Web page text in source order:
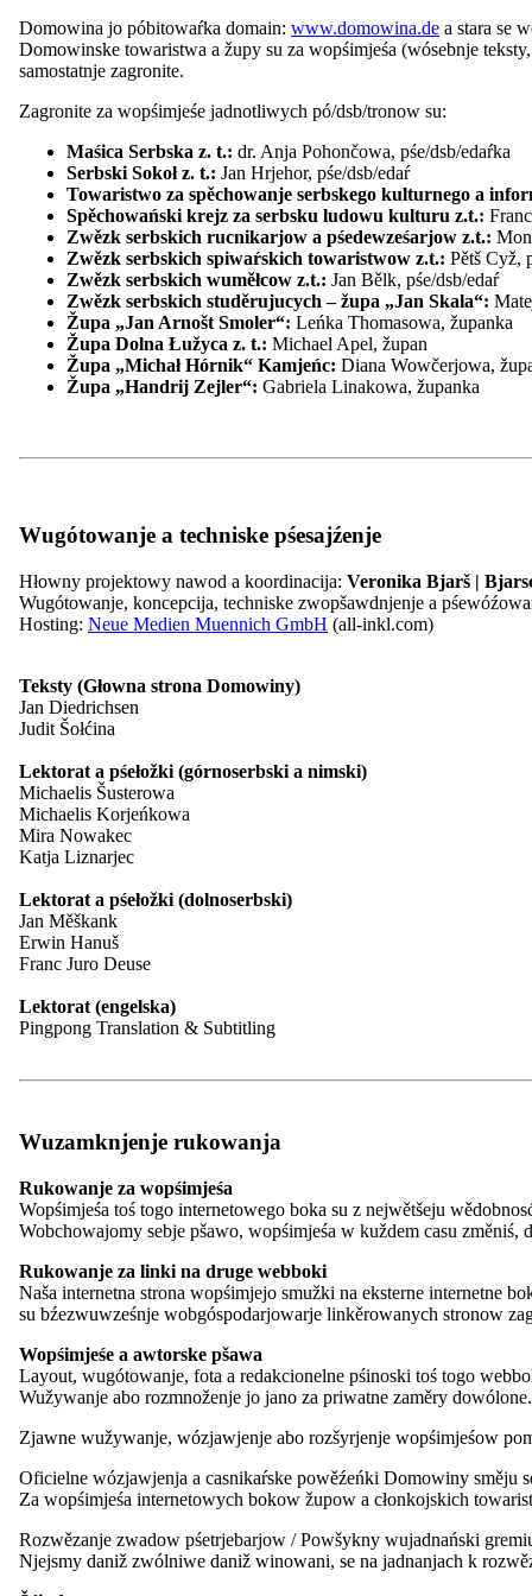
Cłonki Zwězkowego pśedsedaŕstwa
Prezidium
Wuběrki
Zastojnstwo
Pśeglěd: Zastojnstwo
Referenty a projektowe managery
Regionalne powědaŕki
ZARI
Mjeńšynowy sekretariat
Rěcny centrum WITAJ
Serwisowy běrow
Naše nadawki
Pśeglěd: Naše nadawki
Politiske źěło
Wěda a kubłanje
Projekty
Pśeglěd: Projekty
Myto Domowiny
Serbski dudak
Wó Serbach
Pśeglěd: Wó Serbach
Imaterielne kulturne derbstwo
Pšawniske zakłady
Serbske lipowe łopjeno
Informacije a materialije
Pśeglěd: Informacije a materialije
Adresy a resursy
Pśełožowanje
Dokumenty a medije
Casnikaŕstwo
Pśeglěd: Casnikaŕstwo
Casnikaŕske zdźělenki
Kontakt
kontrast
Lažka rěc
24.04.27
Zarědowanje
24. głowna zgromaźina Domowiny
Cas:
09:00h – 16:00h
na teritoriju župy „Handrij Zejler“, Wojerecy | In der Region des
Termin składowaś
Domowina jo póbitowaŕka domain: www.domowina.de a stara se
Domowinske towaristwa a župy su za wopśimjeśa (wósebnje
samostatnje zagronite.
Zagronite za wopśimjeśe jadnotliwych pó/dsb/tronow su:
Maśica Serbska z. t.: dr. Anja Pohončowa, pśe/dsb/edaŕka
Serbski Sokoł z. t.: Jan Hrjehor, pśe/dsb/edaŕ
Towaristwo za spěchowanje serbskego kulturnego a
Spěchowański krejz za serbsku ludowu kulturu z.t.:
Zwězk serbskich rucnikarjow a pśedewześarjow z.t.:
Zwězk serbskich spiwaŕskich towaristwow z.t.: Pětš Cyž,
Zwězk serbskich wuměłcow z.t.: Jan Bělk, pśe/dsb/edaŕ
Zwězk serbskich studěrujucych – župa „Jan Skala“:
Župa „Jan Arnošt Smoler“: Leńka Thomasowa, županka
Župa Dolna Łužyca z. t.: Michael Apel, župan
Župa „Michał Hórnik“ Kamjeńc: Diana Wowčerjowa,
Župa „Handrij Zejler“: Gabriela Linakowa, županka
Wugótowanje a techniske pśesajźenje
Hłowny projektowy nawod a koordinacija: Veronika Bjarš |
Wugótowanje, koncepcija, techniske zwopšawdnjenje a
Hosting: Neue Medien Muennich GmbH (all-inkl.com)
Teksty (Głowna strona Domowiny)
Jan Diedrichsen
Judit Šołćina
Lektorat a pśełožki (górnoserbski a nimski)
Michaelis Šusterowa
Michaelis Korjeńkowa
Mira Nowakec
Katja Liznarjec
Lektorat a pśełožki (dolnoserbski)
Jan Měškank
Erwin Hanuš
Franc Juro Deuse
Lektorat (engelska)
Pingpong Translation & Subtitling
Wuzamknjenje rukowanja
Rukowanje za wopśimjeśa
Wopśimjeśa toś togo internetowego boka su z nejwětšeju
Wobchowajomy sebje pšawo, wopśimjeśa w kuždem casu změniś,
Rukowanje za linki na druge webboki
Naša internetna strona wopśimjejo smužki na eksterne internetne
su bźezwuwześnje wobgóspodarjowarje linkěrowanych stronow
Wopśimjeśe a awtorske pšawa
Layout, wugótowanje, fota a redakcionelne pśinoski toś togo
Wužywanje abo rozmnoženje jo jano za priwatne zaměry
Zjawne wužywanje, wózjawjenje abo rozšyrjenje wopśimjeśow
Oficielne wózjawjenja a casnikaŕske powěźeńki Domowiny směju
Za wopśimjeśa internetowych bokow župow a cłonkojskich
Rozwězanje zwadow pśetrjebarjow / Powšykny wujadnański
Njejsmy daniž zwólniwe daniž winowani, se na jadnanjach k